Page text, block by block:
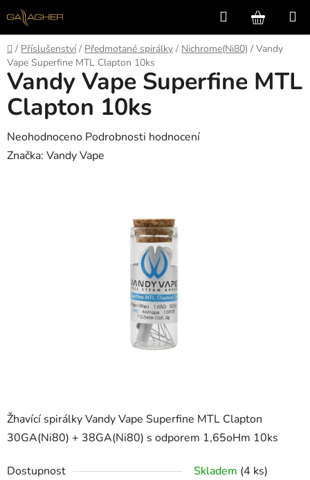
Přejít
na
obsah
Hledat
KOŠÍK
Domů
/ Příslušenství / Předmotané spirálky / Nichrome(Ni80) / Vandy
Vape Superfine MTL Clapton 10ks
Žhavící spirálky Vandy Vape Superfine MTL Clapton
30GA(Ni80) + 38GA(Ni80) s odporem 1,65oHm 10ks
Dostupnost Skladem (4 ks)
Vandy Vape Superfine MTL
Clapton 10ks
Průměrné
hodnocení
Neohodnoceno Podrobnosti hodnocení
Značka: Vandy Vape